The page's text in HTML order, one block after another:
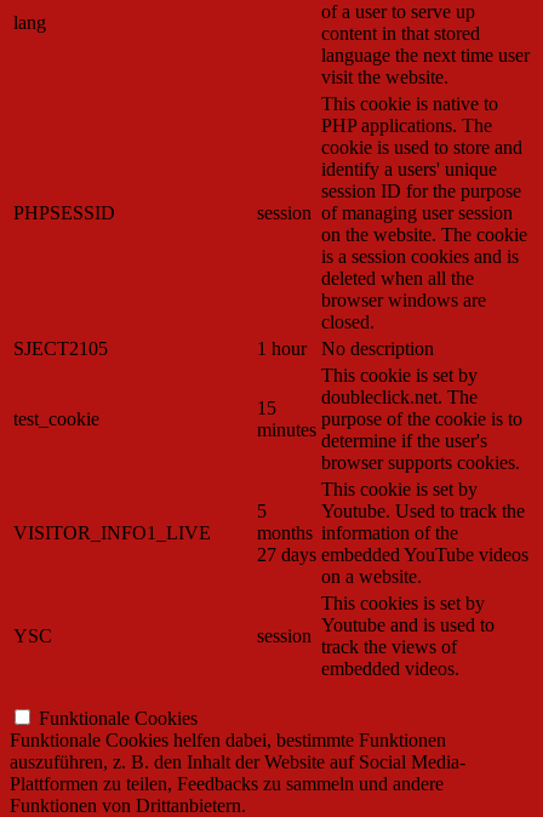
lang
of a user to serve up
content in that stored
language the next time user
visit the website.
PHPSESSID session
This cookie is native to
PHP applications. The
cookie is used to store and
identify a users' unique
session ID for the purpose
of managing user session
on the website. The cookie
is a session cookies and is
deleted when all the
browser windows are
closed.
SJECT2105
1 hour No description
test_cookie
15
minutes
This cookie is set by
doubleclick.net. The
purpose of the cookie is to
determine if the user's
browser supports cookies.
VISITOR_INFO1_LIVE
5
months
27 days
This cookie is set by
Youtube. Used to track the
information of the
embedded YouTube videos
on a website.
YSC session
This cookies is set by
Youtube and is used to
track the views of
embedded videos.
Funktionale Cookies
Funktionale Cookies helfen dabei, bestimmte Funktionen
auszuführen, z. B. den Inhalt der Website auf Social Media-
Plattformen zu teilen, Feedbacks zu sammeln und andere
Funktionen von Drittanbietern.